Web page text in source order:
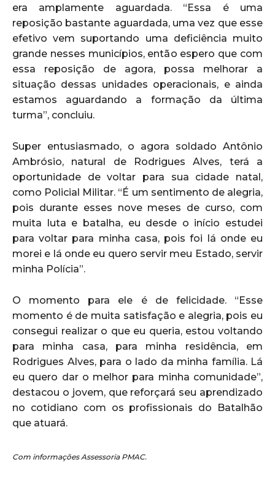
era amplamente aguardada. “Essa é uma
reposição bastante aguardada, uma vez que esse
efetivo vem suportando uma deficiência muito
grande nesses municípios, então espero que com
essa reposição de agora, possa melhorar a
situação dessas unidades operacionais, e ainda
estamos aguardando a formação da última
turma”, concluiu.
Super entusiasmado, o agora soldado Antônio
Ambrósio, natural de Rodrigues Alves, terá a
oportunidade de voltar para sua cidade natal,
como Policial Militar. “É um sentimento de alegria,
pois durante esses nove meses de curso, com
muita luta e batalha, eu desde o início estudei
para voltar para minha casa, pois foi lá onde eu
morei e lá onde eu quero servir meu Estado, servir
minha Polícia”.
O momento para ele é de felicidade. “Esse
momento é de muita satisfação e alegria, pois eu
consegui realizar o que eu queria, estou voltando
para minha casa, para minha residência, em
Rodrigues Alves, para o lado da minha família. Lá
eu quero dar o melhor para minha comunidade”,
destacou o jovem, que reforçará seu aprendizado
no cotidiano com os profissionais do Batalhão
que atuará.
Com informações Assessoria PMAC.